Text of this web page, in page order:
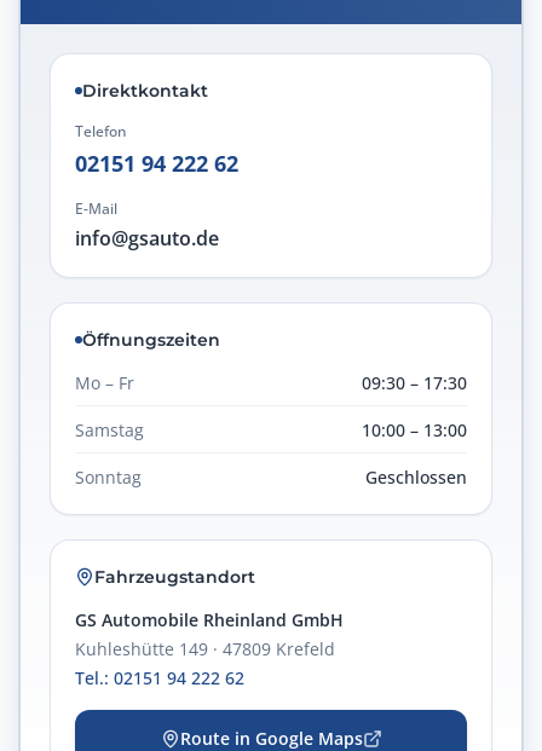
Direktkontakt
Telefon
02151 94 222 62
E-Mail
info@gsauto.de
Öffnungszeiten
Mo – Fr 09:30 – 17:30
Samstag 10:00 – 13:00
Sonntag Geschlossen
Fahrzeugstandort
GS Automobile Rheinland GmbH
Kuhleshütte 149 · 47809 Krefeld
Tel.: 02151 94 222 62
Route in Google Maps